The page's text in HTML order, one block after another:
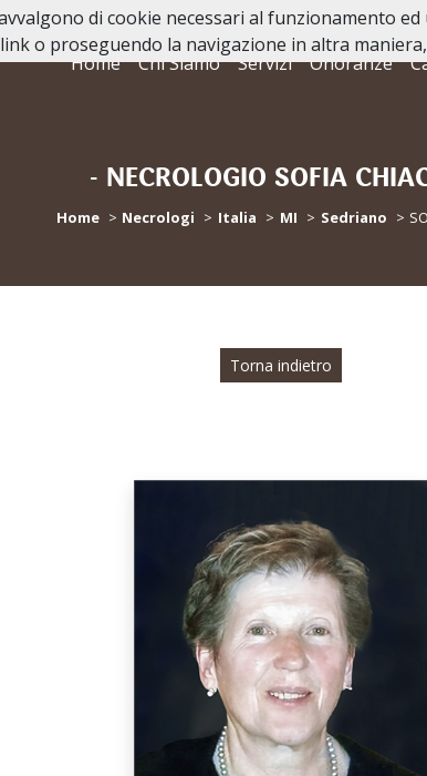
Home Chi Siamo Servizi Onoranze
- NECROLOGIO SOFIA
Home Necrologi Italia MI Sedriano
Torna indietro
di cookie necessari al funzionamento
o proseguendo la navigazione in altra